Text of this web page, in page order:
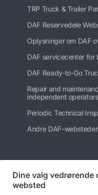
TRP Truck & Trailer
DAF Reservedele
Oplysninger om DAF
DAF servicecenter for
DAF Ready-to-Go
Repair and
independent operators
Periodic Technical
Andre DAF-websteder
Følg os på
Dine valg vedrørende
websted